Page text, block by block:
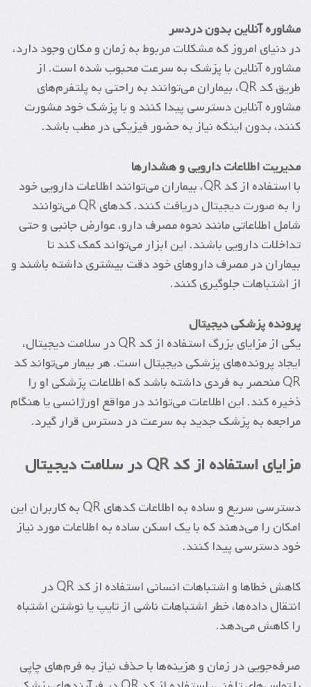
مشاوره آنلاین بدون دردسر
در دنیای امروز که مشکلات مربوط به زمان و مکان وجود دارد،
مشاوره آنلاین با پزشک به سرعت محبوب شده است. از
طریق کد QR، بیماران می‌توانند به راحتی به پلتفرم‌های
مشاوره آنلاین دسترسی پیدا کنند و با پزشک خود مشورت
کنند، بدون اینکه نیاز به حضور فیزیکی در مطب باشد.
مدیریت اطلاعات دارویی و هشدارها
با استفاده از کد QR، بیماران می‌توانند اطلاعات دارویی خود
را به صورت دیجیتال دریافت کنند. کدهای QR می‌توانند
شامل اطلاعاتی مانند نحوه مصرف دارو، عوارض جانبی و حتی
تداخلات دارویی باشند. این ابزار می‌تواند کمک کند تا
بیماران در مصرف داروهای خود دقت بیشتری داشته باشند و
از اشتباهات جلوگیری کنند.
پرونده پزشکی دیجیتال
یکی از مزایای بزرگ استفاده از کد QR در سلامت دیجیتال،
ایجاد پرونده‌های پزشکی دیجیتال است. هر بیمار می‌تواند کد
QR منحصر به فردی داشته باشد که اطلاعات پزشکی او را
ذخیره کند. این اطلاعات می‌تواند در مواقع اورژانسی یا هنگام
مراجعه به پزشک جدید به سرعت در دسترس قرار گیرد.
مزایای استفاده از کد QR در سلامت دیجیتال
دسترسی سریع و ساده به اطلاعات کدهای QR به کاربران این
امکان را می‌دهند که با یک اسکن ساده به اطلاعات مورد نیاز
خود دسترسی پیدا کنند.
کاهش خطاها و اشتباهات انسانی استفاده از کد QR در
انتقال داده‌ها، خطر اشتباهات ناشی از تایپ یا نوشتن اشتباه
را کاهش می‌دهد.
صرفه‌جویی در زمان و هزینه‌ها با حذف نیاز به فرم‌های چاپی